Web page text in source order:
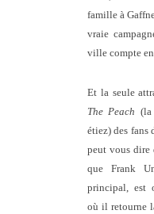
famille à
vraie
ville compte
Et la seule
The Peach (la
étiez) des fans
peut vous dire
que Frank
principal, est
où il retourne